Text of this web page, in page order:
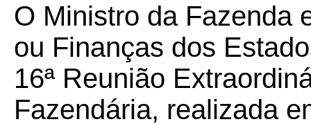
O Ministro da Fazenda
ou Finanças dos
16ª Reunião
Fazendária, realizada